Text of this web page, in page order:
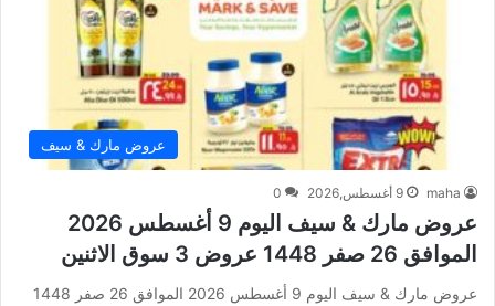
عروض مارك & سيف
maha 9 أغسطس,2026 0
عروض مارك & سيف اليوم 9 أغسطس 2026
الموافق 26 صفر 1448 عروض 3 سوق الاثنين
عروض مارك & سيف اليوم 9 أغسطس 2026 الموافق 26 صفر 1448